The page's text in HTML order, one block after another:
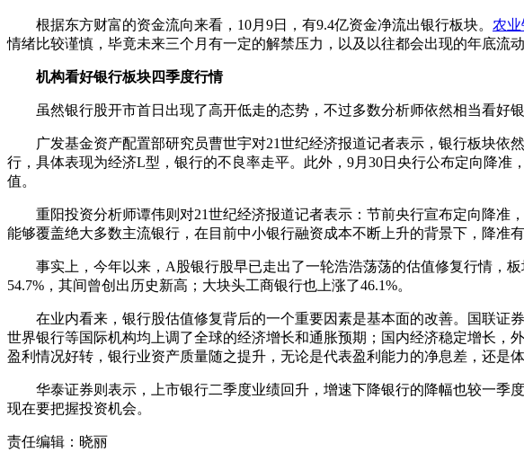
根据东方财富的资金流向来看，10月9日，有9.4亿资金净流出银行板块。 农
情绪比较谨慎，毕竟未来三个月有一定的解禁压力，以及以往都会出现的年底流
机构看好银行板块四季度行情
虽然银行股开市首日出现了高开低走的态势，不过多数分析师依然相当看好银
广发基金资产配置部研究员曹世宇对21世纪经济报道记者表示，银行板块依
行，具体表现为经济L型，银行的不良率走平。此外，9月30日央行公布定向降
值。
重阳投资分析师谭伟则对21世纪经济报道记者表示：节前央行宣布定向降准
能够覆盖绝大多数主流银行，在目前中小银行融资成本不断上升的背景下，降准
事实上，今年以来，A股银行股早已走出了一轮浩浩荡荡的估值修复行情，板
54.7%，其间曾创出历史新高；大块头工商银行也上涨了46.1%。
在业内看来，银行股估值修复背后的一个重要因素是基本面的改善。国联证
世界银行等国际机构均上调了全球的经济增长和通胀预期；国内经济稳定增长
盈利情况好转，银行业资产质量随之提升，无论是代表盈利能力的净息差，还是
华泰证券则表示，上市银行二季度业绩回升，增速下降银行的降幅也较一季
现在要把握投资机会。
责任编辑：晓丽